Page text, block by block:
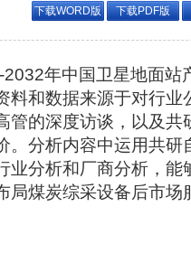
下载WORD版 下载PDF版
年中国卫星地面站
料和数据来源于对行业
管的深度访谈，以及共
。分析内容中运用共研
业分析和厂商分析，能
局煤炭综采设备后市场